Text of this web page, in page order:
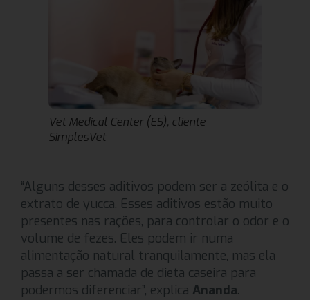
Vet Medical Center (ES), cliente
SimplesVet
“Alguns desses aditivos podem ser a zeólita e o
extrato de yucca. Esses aditivos estão muito
presentes nas rações, para controlar o odor e o
volume de fezes. Eles podem ir numa
alimentação natural tranquilamente, mas ela
passa a ser chamada de dieta caseira para
podermos diferenciar”, explica Ananda.